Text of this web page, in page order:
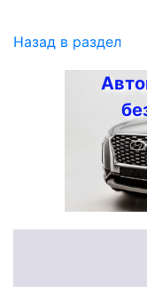
Назад в раздел